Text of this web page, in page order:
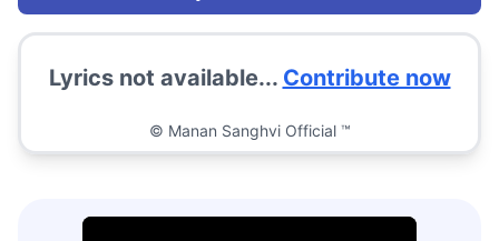
Lyrics not available... Contribute now
© Manan Sanghvi Official ™